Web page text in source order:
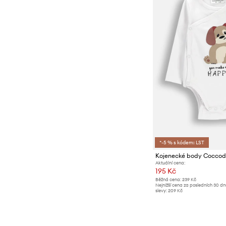
*-5 % s kódem: LST
Kojenecké body
Aktuální cena:
195 Kč
Běžná cena: 239 Kč
Nejnižší cena za posledních 30
slevy: 209 Kč